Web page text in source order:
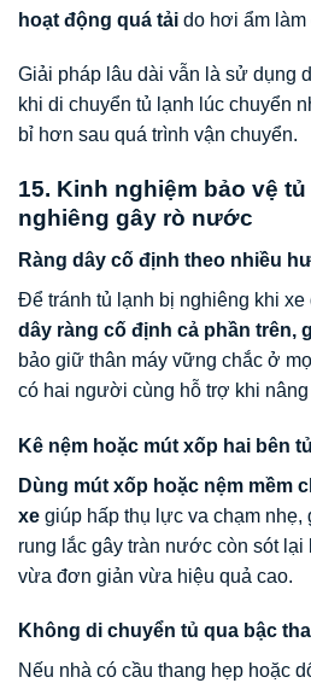
hoạt động quá tải do hơi ẩm làm
Giải pháp lâu dài vẫn là sử dụng
khi di chuyển tủ lạnh lúc chuyển
bỉ hơn sau quá trình vận chuyển.
15. Kinh nghiệm bảo vệ
nghiêng gây rò nước
Ràng dây cố định theo nhiều
Để tránh tủ lạnh bị nghiêng khi xe
dây ràng cố định cả phần trên,
bảo giữ thân máy vững chắc ở
có hai người cùng hỗ trợ khi nâng
Kê nệm hoặc mút xốp hai bên tủ
Dùng mút xốp hoặc nệm mềm
xe giúp hấp thụ lực va chạm nhẹ,
rung lắc gây tràn nước còn sót lại
vừa đơn giản vừa hiệu quả cao.
Không di chuyển tủ qua bậc
Nếu nhà có cầu thang hẹp hoặc